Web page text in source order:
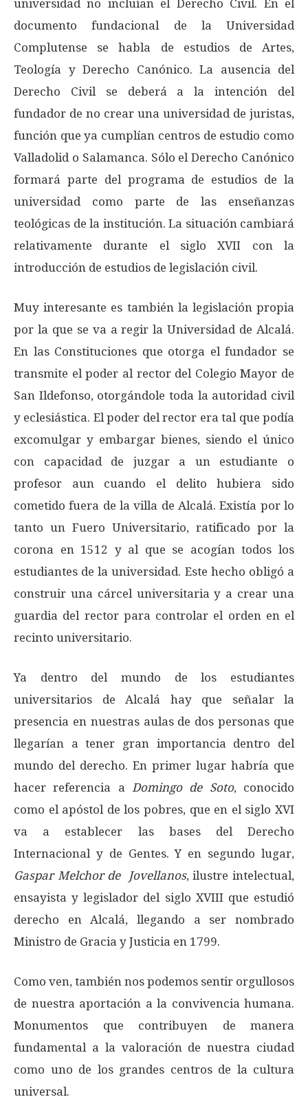
universidad no incluían el Derecho Civil. En el
documento fundacional de la Universidad
Complutense se habla de estudios de Artes,
Teología y Derecho Canónico. La ausencia del
Derecho Civil se deberá a la intención del
fundador de no crear una universidad de juristas,
función que ya cumplían centros de estudio como
Valladolid o Salamanca. Sólo el Derecho Canónico
formará parte del programa de estudios de la
universidad como parte de las enseñanzas
teológicas de la institución. La situación cambiará
relativamente durante el siglo XVII con la
introducción de estudios de legislación civil.
Muy interesante es también la legislación propia
por la que se va a regir la Universidad de Alcalá.
En las Constituciones que otorga el fundador se
transmite el poder al rector del Colegio Mayor de
San Ildefonso, otorgándole toda la autoridad civil
y eclesiástica. El poder del rector era tal que podía
excomulgar y embargar bienes, siendo el único
con capacidad de juzgar a un estudiante o
profesor aun cuando el delito hubiera sido
cometido fuera de la villa de Alcalá. Existía por lo
tanto un Fuero Universitario, ratificado por la
corona en 1512 y al que se acogían todos los
estudiantes de la universidad. Este hecho obligó a
construir una cárcel universitaria y a crear una
guardia del rector para controlar el orden en el
recinto universitario.
Ya dentro del mundo de los estudiantes
universitarios de Alcalá hay que señalar la
presencia en nuestras aulas de dos personas que
llegarían a tener gran importancia dentro del
mundo del derecho. En primer lugar habría que
hacer referencia a Domingo de Soto, conocido
como el apóstol de los pobres, que en el siglo XVI
va a establecer las bases del Derecho
Internacional y de Gentes. Y en segundo lugar,
Gaspar Melchor de Jovellanos, ilustre intelectual,
ensayista y legislador del siglo XVIII que estudió
derecho en Alcalá, llegando a ser nombrado
Ministro de Gracia y Justicia en 1799.
Como ven, también nos podemos sentir orgullosos
de nuestra aportación a la convivencia humana.
Monumentos que contribuyen de manera
fundamental a la valoración de nuestra ciudad
como uno de los grandes centros de la cultura
universal.